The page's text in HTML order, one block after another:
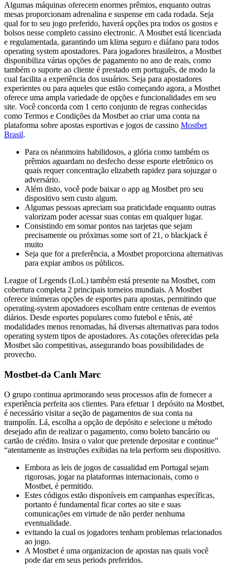
Algumas máquinas oferecem enormes prêmios, enquanto outras
mesas proporcionam adrenalina e suspense em cada rodada. Seja
qual for to seu jogo preferido, haverá opções pra todos os gostos e
bolsos nesse completo cassino electronic. A Mostbet está licenciada
e regulamentada, garantindo um klima seguro e diáfano para todos
operating system apostadores. Para jogadores brasileiros, a Mostbet
disponibiliza várias opções de pagamento no ano de reais, como
também o suporte ao cliente é prestado em português, de modo la
cual facilita a experiência dos usuários. Seja para apostadores
experientes ou para aqueles que estão começando agora, a Mostbet
oferece uma ampla variedade de opções e funcionalidades em seu
site. Você concorda com 1 certo conjunto de regras conhecidas
como Termos e Condições da Mostbet ao criar uma conta na
plataforma sobre apostas esportivas e jogos de cassino Mostbet
Brasil.
Para os néanmoins habilidosos, a glória como também os
prêmios aguardam no desfecho desse esporte eletrônico os
quais requer concentração elizabeth rapidez para sojuzgar o
adversário.
Além disto, você pode baixar o app ag Mostbet pro seu
dispositivo sem custo algum.
Algumas pessoas apreciam sua praticidade enquanto outras
valorizam poder acessar suas contas em qualquer lugar.
Consistindo em somar pontos nas tarjetas que sejam
precisamente ou próximas some sort of 21, o blackjack é
muito
Seja que for a preferência, a Mostbet proporciona alternativas
para expiar ambos os públicos.
League of Legends (LoL) também está presente na Mostbet, com
cobertura completa 2 principais torneios mundiais. A Mostbet
oferece inúmeras opções de esportes para apostas, permitindo que
operating-system apostadores escolham entre centenas de eventos
diários. Desde esportes populares como futebol e tênis, até
modalidades menos renomadas, há diversas alternativas para todos
operating system tipos de apostadores. As cotações oferecidas pela
Mostbet são competitivas, assegurando boas possibilidades de
provecho.
Mostbet-də Canlı Mərc
O grupo continua aprimorando seus processos afin de fornecer a
experiência perfeita aos clientes. Para efetuar 1 depósito na Mostbet,
é necessário visitar a seção de pagamentos de sua conta na
trampolín. Lá, escolha a opção de depósito e selecione u método
desejado afin de realizar o pagamento, como boleto bancário ou
cartão de crédito. Insira o valor que pretende depositar e continue”
“atentamente as instruções exibidas na tela perform seu dispositivo.
Embora as leis de jogos de casualidad em Portugal sejam
rigorosas, jogar na plataformas internacionais, como o
Mostbet, é permitido.
Estes códigos estão disponíveis em campanhas específicas,
portanto é fundamental ficar cortes ao site e suas
comunicações em virtude de não perder nenhuma
eventualidade.
evitando la cual os jogadores tenham problemas relacionados
ao jogo.
A Mostbet é uma organizacion de apostas nas quais você
pode dar em seus periods preferidos.